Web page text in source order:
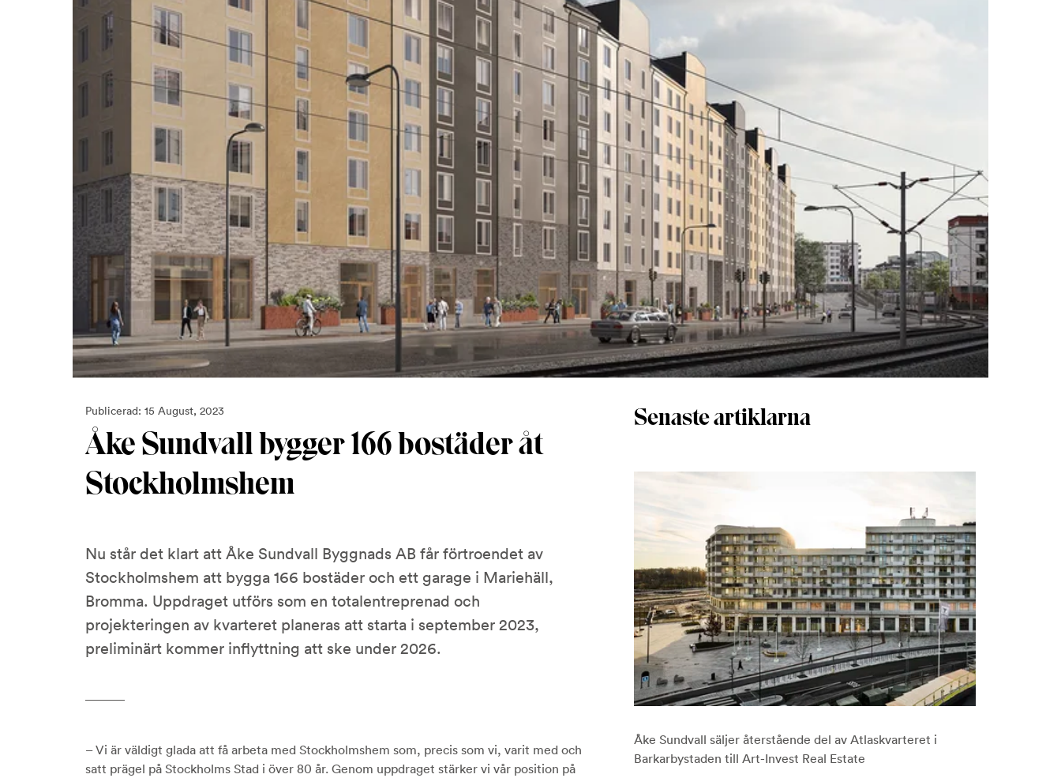
Publicerad: 15 August, 2023
Åke Sundvall bygger 166 bostäder åt
Stockholmshem
Nu står det klart att Åke Sundvall Byggnads AB får förtroendet av
Stockholmshem att bygga 166 bostäder och ett garage i Mariehäll,
Bromma. Uppdraget utförs som en totalentreprenad och
projekteringen av kvarteret planeras att starta i september 2023,
preliminärt kommer inflyttning att ske under 2026.
– Vi är väldigt glada att få arbeta med Stockholmshem som, precis som vi, varit med och
satt prägel på Stockholms Stad i över 80 år. Genom uppdraget stärker vi vår position på
Senaste artiklarna
Åke Sundvall säljer återstående del av Atlaskvarteret i
Barkarbystaden till Art-Invest Real Estate